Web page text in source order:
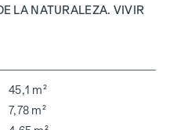
LA NATURALEZA. VIVIR
45,1 m²
7,78 m²